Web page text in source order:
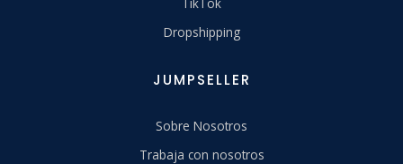
Dropshipping
JUMPSELLER
Sobre Nosotros
Trabaja con nosotros